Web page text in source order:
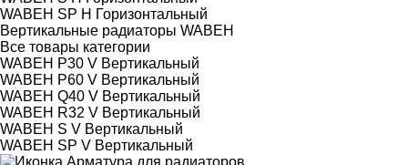
WABEH SP H Горизонтальный
Вертикальные радиаторы WABEH
Все товары категории
WABEH P30 V Вертикальный
WABEH P60 V Вертикальный
WABEH Q40 V Вертикальный
WABEH R32 V Вертикальный
WABEH S V Вертикальный
WABEH SP V Вертикальный